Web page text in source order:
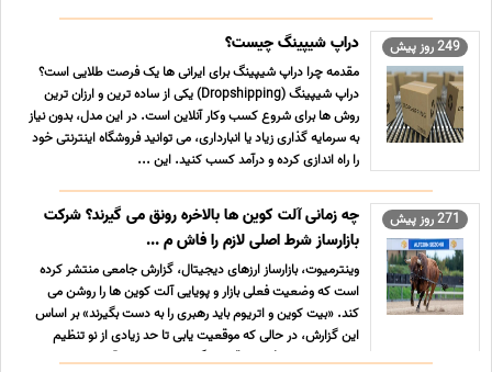
249 روز پیش دراپ شیپینگ چیست؟
مقدمه چرا دراپ شیپینگ برای ایرانی ها یک فرصت طلایی است؟
دراپ شیپینگ (Dropshipping) یکی از ساده ترین و ارزان ترین
روش ها برای شروع کسب وکار آنلاین است. در این مدل، بدون نیاز
به سرمایه گذاری زیاد یا انبارداری، می توانید فروشگاه اینترنتی خود
را راه اندازی کرده و درآمد کسب کنید. این ...
271 روز پیش
چه زمانی آلت کوین ها بالاخره رونق می گیرند؟ شرکت
بازارساز شرط اصلی لازم را فاش م ...
وینترمیوت، بازارساز ارزهای دیجیتال، گزارش جامعی منتشر کرده
است که وضعیت فعلی بازار و پویایی آلت کوین ها را روشن می
کند. «بیت کوین و اتریوم باید رهبری را به دست بگیرند» بر اساس
این گزارش، در حالی که موقعیت یابی تا حد زیادی از نو تنظیم
شده است، یک افزایش قیمت گسترده در سمت آلت کوین ...